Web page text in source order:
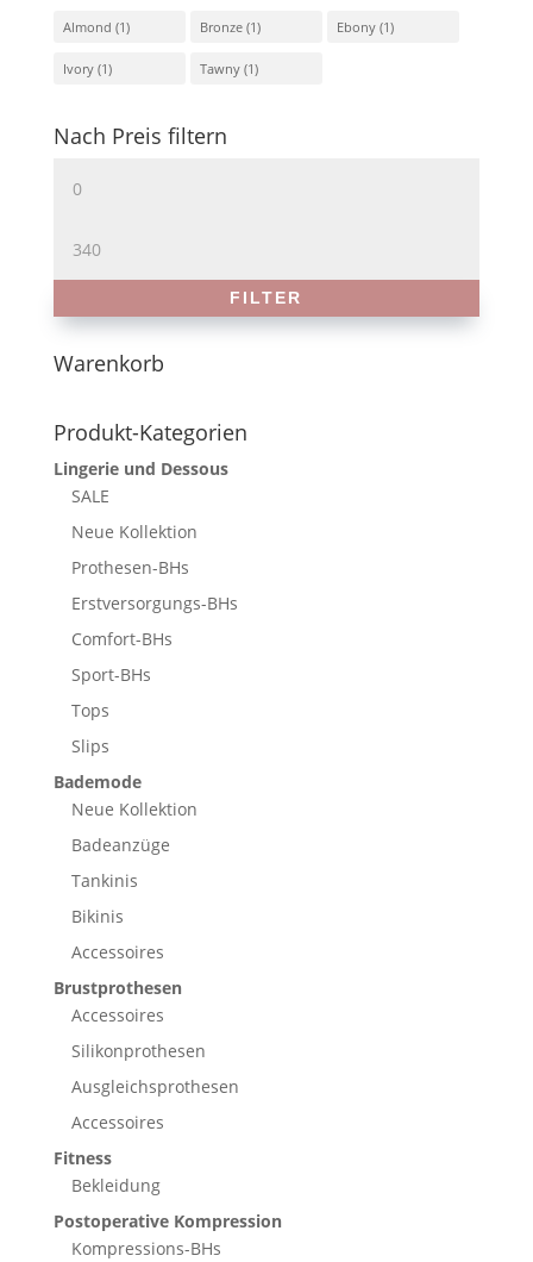
Almond (1) Bronze (1) Ebony (1)
Ivory (1) Tawny (1)
Nach Preis filtern
Preis
Preis
FILTER
Warenkorb
Produkt-Kategorien
Lingerie und Dessous
SALE
Neue Kollektion
Prothesen-BHs
Erstversorgungs-BHs
Comfort-BHs
Sport-BHs
Tops
Slips
Bademode
Neue Kollektion
Badeanzüge
Tankinis
Bikinis
Accessoires
Brustprothesen
Accessoires
Silikonprothesen
Ausgleichsprothesen
Accessoires
Fitness
Bekleidung
Postoperative Kompression
Kompressions-BHs